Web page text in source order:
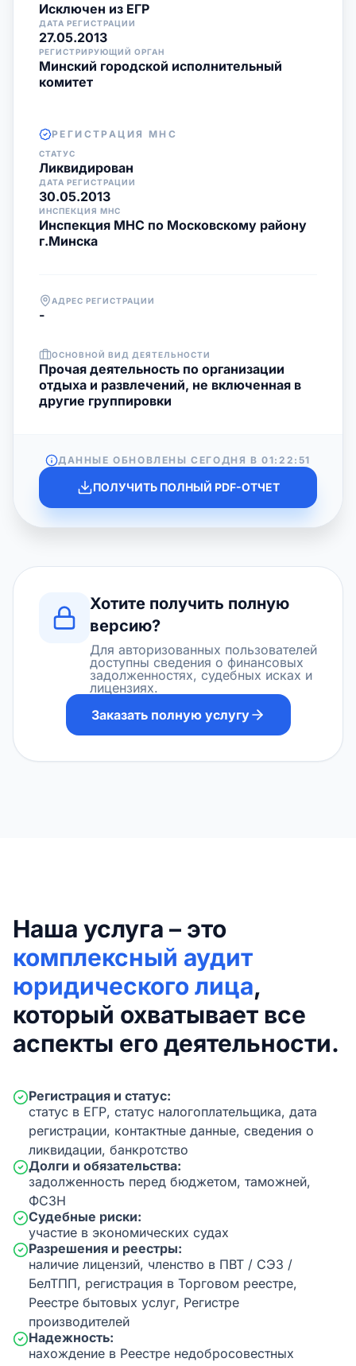
Исключен из ЕГР
ДАТА РЕГИСТРАЦИИ
27.05.2013
РЕГИСТРИРУЮЩИЙ ОРГАН
Минский городской исполнительный
комитет
РЕГИСТРАЦИЯ МНС
СТАТУС
Ликвидирован
ДАТА РЕГИСТРАЦИИ
30.05.2013
ИНСПЕКЦИЯ МНС
Инспекция МНС по Московскому району
г.Минска
АДРЕС РЕГИСТРАЦИИ
-
ОСНОВНОЙ ВИД ДЕЯТЕЛЬНОСТИ
Прочая деятельность по организации
отдыха и развлечений, не включенная в
другие группировки
ДАННЫЕ ОБНОВЛЕНЫ СЕГОДНЯ В01:22:51
ПОЛУЧИТЬ ПОЛНЫЙ PDF-ОТЧЕТ
Хотите получить полную
версию?
Для авторизованных пользователей
доступны сведения о финансовых
задолженностях, судебных исках и
лицензиях.
Заказать полную услугу
Наша услуга – это
комплексный аудит
юридического лица,
который охватывает все
аспекты его деятельности.
Регистрация и статус:
статус в ЕГР, статус налогоплательщика, дата
регистрации, контактные данные, сведения о
ликвидации, банкротство
Долги и обязательства:
задолженность перед бюджетом, таможней,
ФСЗН
Судебные риски:
участие в экономических судах
Разрешения и реестры:
наличие лицензий, членство в ПВТ / СЭЗ /
БелТПП, регистрация в Торговом реестре,
Реестре бытовых услуг, Регистре
производителей
Надежность:
нахождение в Реестре недобросовестных